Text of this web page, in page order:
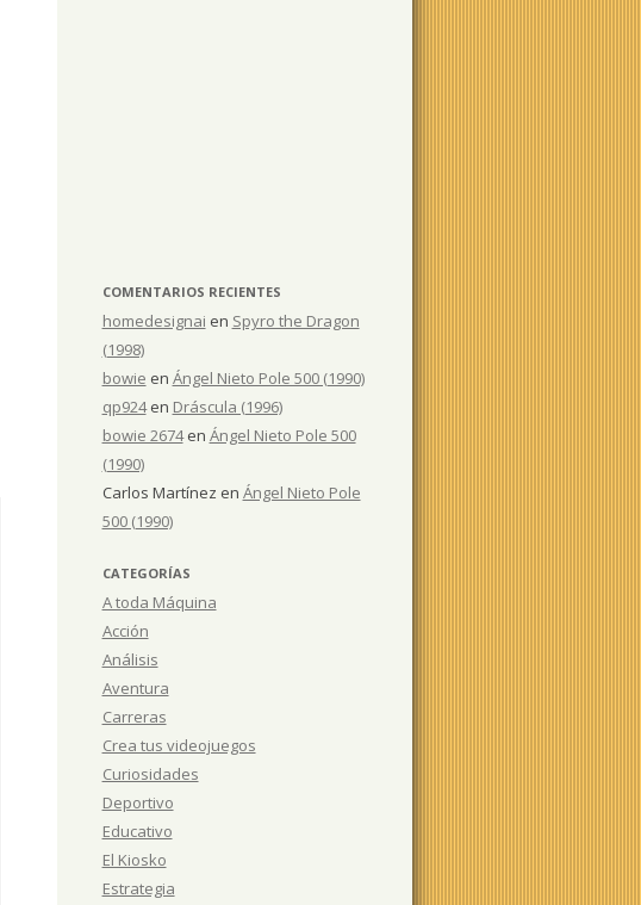
COMENTARIOS RECIENTES
homedesignai en Spyro the Dragon
(1998)
bowie en Ángel Nieto Pole 500 (1990)
qp924en Dráscula (1996)
bowie 2674en Ángel Nieto Pole 500
(1990)
Carlos Martínez en Ángel Nieto Pole
500 (1990)
CATEGORÍAS
A toda Máquina
Acción
Análisis
Aventura
Carreras
Crea tus videojuegos
Curiosidades
Deportivo
Educativo
El Kiosko
Estrategia